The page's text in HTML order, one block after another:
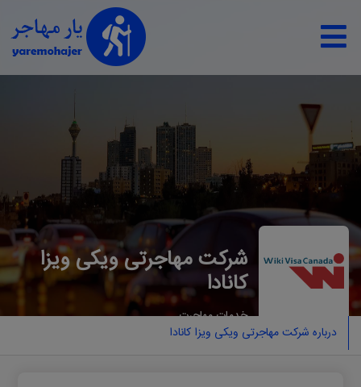
شرکت مهاجرتی ویکی ویزا
کانادا
خدمات مهاجرت
درباره شرکت مهاجرتی ویکی ویزا کانادا